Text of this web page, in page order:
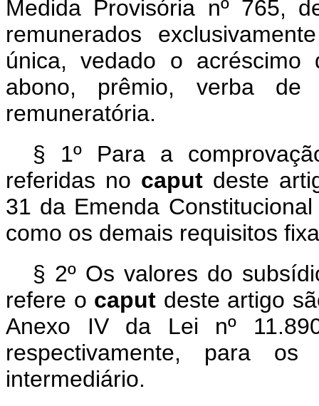
Medida Provisória nº 765,
remunerados
única, vedado o acréscimo
abono, prêmio, verba de
remuneratória.
§ 1º Para a
referidas no caput deste
31 da Emenda
como os demais requisitos
§ 2º Os valores do
refere o caput deste artigo
Anexo IV da Lei nº
respectivamente, para
intermediário.